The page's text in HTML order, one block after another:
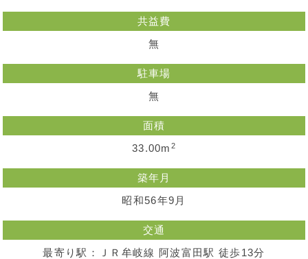
共益費
無
駐車場
無
面積
33.00m 2
築年月
昭和56年9月
交通
最寄り駅：ＪＲ牟岐線 阿波富田駅 徒歩13分